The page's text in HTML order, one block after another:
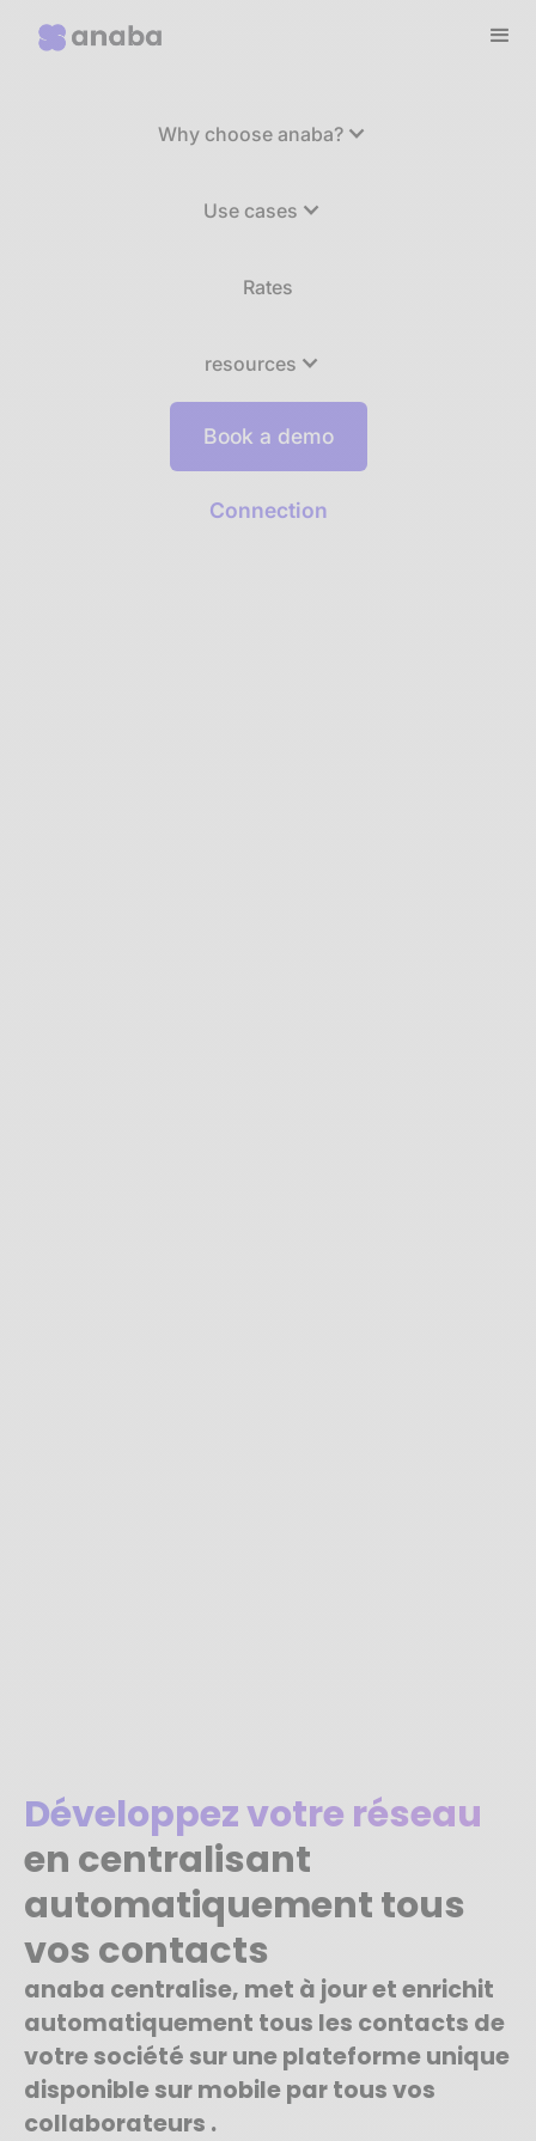
Why choose anaba?
Use cases
Rates
resources
Book a demo
Connection
Développez votre réseau
en centralisant
automatiquement tous
vos contacts
anaba centralise, met à jour et enrichit
automatiquement tous les contacts de
votre société sur une plateforme unique
disponible sur mobile par tous vos
collaborateurs .